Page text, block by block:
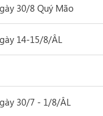
30/8 Quý Mão
14-15/8/ÂL
30/7 - 1/8/ÂL